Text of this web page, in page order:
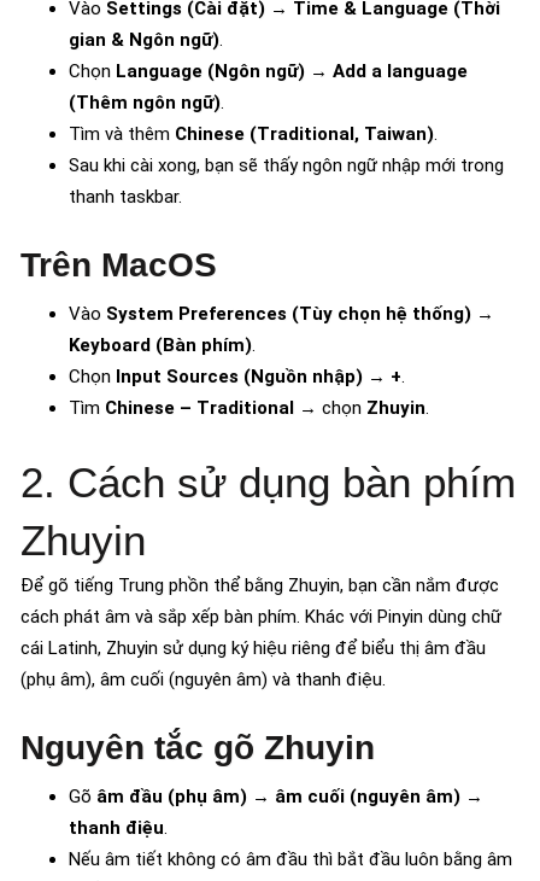
Vào Settings (Cài đặt) → Time & Language (Thời
gian & Ngôn ngữ).
Chọn Language (Ngôn ngữ) → Add a language
(Thêm ngôn ngữ).
Tìm và thêm Chinese (Traditional, Taiwan).
Sau khi cài xong, bạn sẽ thấy ngôn ngữ nhập mới trong
thanh taskbar.
Trên MacOS
Vào System Preferences (Tùy chọn hệ thống) →
Keyboard (Bàn phím).
Chọn Input Sources (Nguồn nhập) → +.
Tìm Chinese – Traditional → chọn Zhuyin.
2. Cách sử dụng bàn phím
Zhuyin
Để gõ tiếng Trung phồn thể bằng Zhuyin, bạn cần nắm được
cách phát âm và sắp xếp bàn phím. Khác với Pinyin dùng chữ
cái Latinh, Zhuyin sử dụng ký hiệu riêng để biểu thị âm đầu
(phụ âm), âm cuối (nguyên âm) và thanh điệu.
Nguyên tắc gõ Zhuyin
Gõ âm đầu (phụ âm) → âm cuối (nguyên âm) →
thanh điệu.
Nếu âm tiết không có âm đầu thì bắt đầu luôn bằng âm